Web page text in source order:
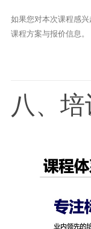
如果您对本次课程感
课程方案与报价信息。
八、